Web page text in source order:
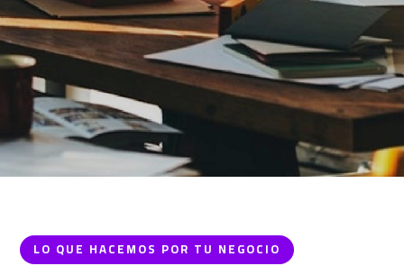
LO QUE HACEMOS POR TU NEGOCIO